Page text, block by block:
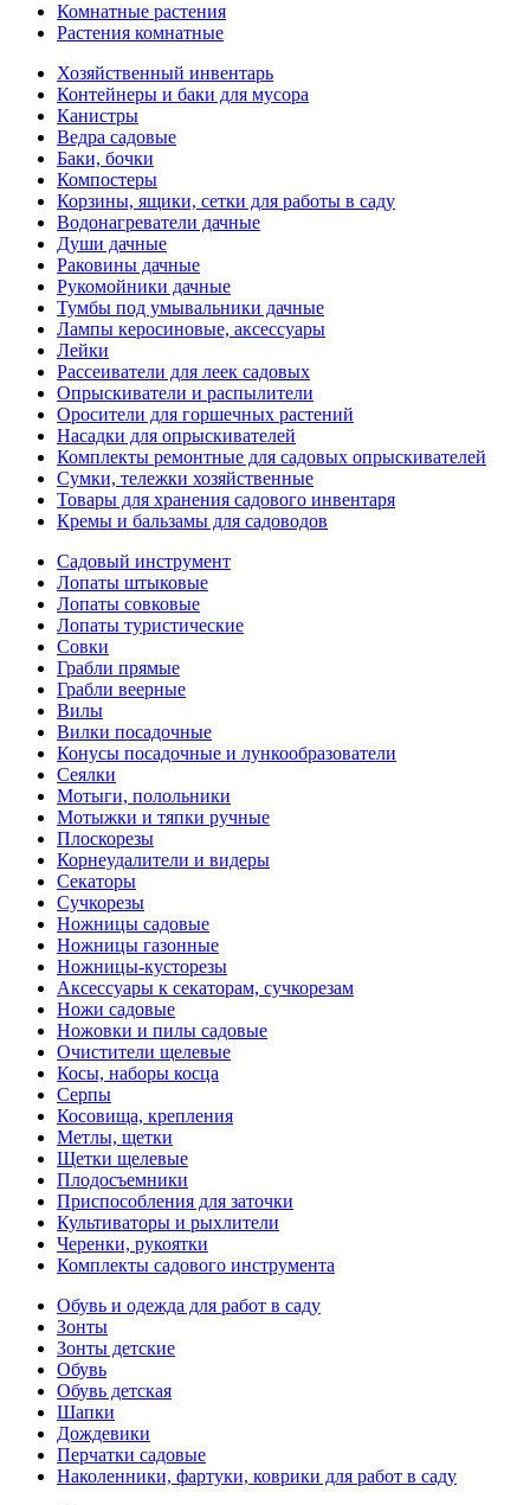
Комнатные растения
Растения комнатные
Хозяйственный инвентарь
Контейнеры и баки для мусора
Канистры
Ведра садовые
Баки, бочки
Компостеры
Корзины, ящики, сетки для работы в саду
Водонагреватели дачные
Души дачные
Раковины дачные
Рукомойники дачные
Тумбы под умывальники дачные
Лампы керосиновые, аксессуары
Лейки
Рассеиватели для леек садовых
Опрыскиватели и распылители
Оросители для горшечных растений
Насадки для опрыскивателей
Комплекты ремонтные для садовых опрыскивателей
Сумки, тележки хозяйственные
Товары для хранения садового инвентаря
Кремы и бальзамы для садоводов
Садовый инструмент
Лопаты штыковые
Лопаты совковые
Лопаты туристические
Совки
Грабли прямые
Грабли веерные
Вилы
Вилки посадочные
Конусы посадочные и лункообразователи
Сеялки
Мотыги, полольники
Мотыжки и тяпки ручные
Плоскорезы
Корнеудалители и видеры
Секаторы
Сучкорезы
Ножницы садовые
Ножницы газонные
Ножницы-кусторезы
Аксессуары к секаторам, сучкорезам
Ножи садовые
Ножовки и пилы садовые
Очистители щелевые
Косы, наборы косца
Серпы
Косовища, крепления
Метлы, щетки
Щетки щелевые
Плодосъемники
Приспособления для заточки
Культиваторы и рыхлители
Черенки, рукоятки
Комплекты садового инструмента
Обувь и одежда для работ в саду
Зонты
Зонты детские
Обувь
Обувь детская
Шапки
Дождевики
Перчатки садовые
Наколенники, фартуки, коврики для работ в саду